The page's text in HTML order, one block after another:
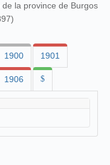
la province de Burgos
1900 1901
1906 $